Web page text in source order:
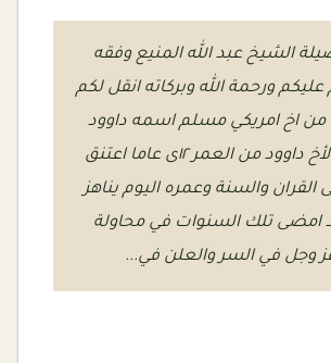
الشيخ عبد الله المنيع وفقه
عليكم ورحمة الله وبركاته انقل لكم
من اخ امريكي مسلم اسمه داوود
عندما بلغ الأخ داوود من العمر ١٢ى عاما اعتنق
القران والسنة وعمره اليوم يناهز
امضى تلك السنوات في محاولة
وجل في السر والعلن في...